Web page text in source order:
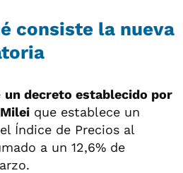
consiste la nueva
un decreto establecido por
que establece un
Índice de Precios al
a un 12,6% de